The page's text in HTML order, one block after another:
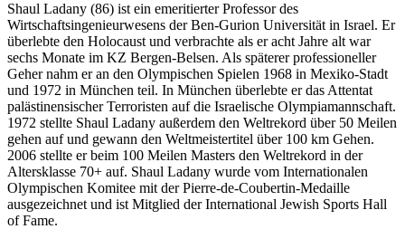
Shaul Ladany (86) ist ein emeritierter Professor des
Wirtschaftsingenieurwesens der Ben-Gurion Universität in Israel. Er
überlebte den Holocaust und verbrachte als er acht Jahre alt war
sechs Monate im KZ Bergen-Belsen. Als späterer professioneller
Geher nahm er an den Olympischen Spielen 1968 in Mexiko-Stadt
und 1972 in München teil. In München überlebte er das Attentat
palästinensischer Terroristen auf die Israelische Olympiamannschaft.
1972 stellte Shaul Ladany außerdem den Weltrekord über 50 Meilen
gehen auf und gewann den Weltmeistertitel über 100 km Gehen.
2006 stellte er beim 100 Meilen Masters den Weltrekord in der
Altersklasse 70+ auf. Shaul Ladany wurde vom Internationalen
Olympischen Komitee mit der Pierre-de-Coubertin-Medaille
ausgezeichnet und ist Mitglied der International Jewish Sports Hall
of Fame.